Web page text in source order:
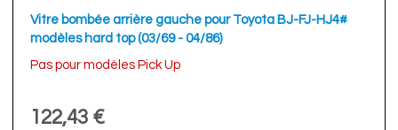
Vitre bombée arrière gauche pour Toyota BJ-FJ-HJ4#
modèles hard top (03/69 - 04/86)
Pas pour modèles Pick Up
122,43 €